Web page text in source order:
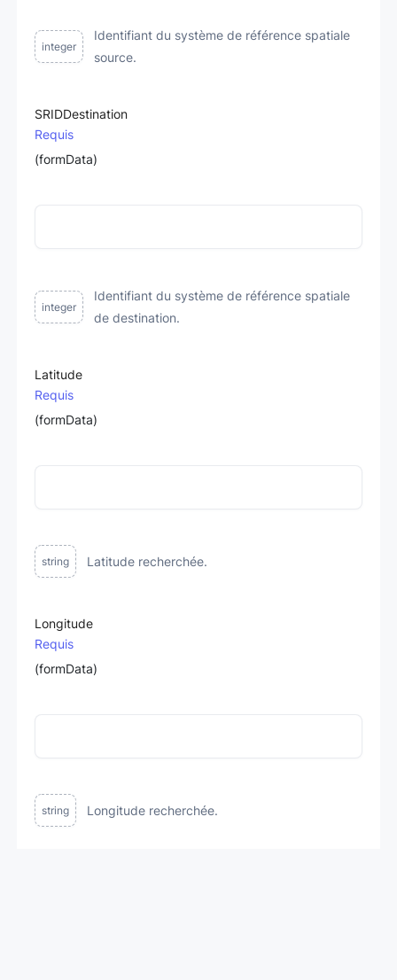
integer
Identifiant du système de référence spatiale
source.
SRIDDestination
Requis
(formData)
integer
Identifiant du système de référence spatiale
de destination.
Latitude
Requis
(formData)
string Latitude recherchée.
Longitude
Requis
(formData)
string Longitude recherchée.